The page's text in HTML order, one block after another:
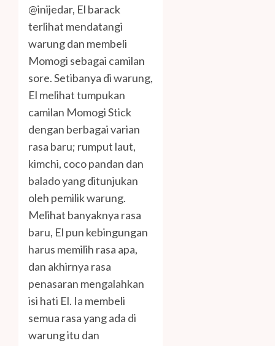
@inijedar, El barack
terlihat mendatangi
warung dan membeli
Momogi sebagai camilan
sore. Setibanya di warung,
El melihat tumpukan
camilan Momogi Stick
dengan berbagai varian
rasa baru; rumput laut,
kimchi, coco pandan dan
balado yang ditunjukan
oleh pemilik warung.
Melihat banyaknya rasa
baru, El pun kebingungan
harus memilih rasa apa,
dan akhirnya rasa
penasaran mengalahkan
isi hati El. Ia membeli
semua rasa yang ada di
warung itu dan